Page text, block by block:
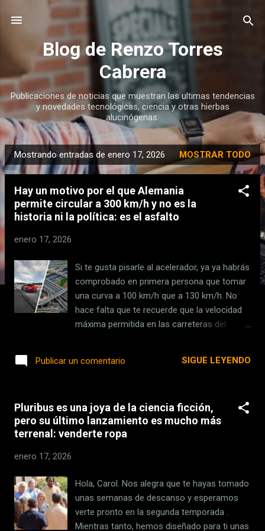
Ir al contenido principal
Blog de Renzo Torres
Cabrera
Publicaciones de noticias que muestran las ultimas tendencias
y novedades tecnológicas, ciencia y otras hierbas
alucinógenas.
E
n
Mostrando entradas de enero 17, 2026 MOSTRAR TODO
Hay un motivo por el que Alemania
permite circular a 300 km/h y no es la
historia ni la política: es el asfalto
enero 17, 2026
Si te gusta pisarle al acelerador, ya ya habrás
comprobado en primera persona que tomar
una curva a 100 km/h que a 130 km/h. No
hace falta que te recuerde que la velocidad
máxima permitida en las carreteras del
con límites más altos, Alemania es el único
Evidentemente, eso supone un peligro para
la conducción en tanto en cuanto las
atraviesan coches como un Porsche a 322
Pero la "receta" para fabricar las Autobahn
alemanas tiene sus particularidades que le
permiten ofrecer una planeidad envidiable y
un firme con alta capacidad de carga. Y se
Publicar un comentario SIGUE LEYENDO
Pluribus es una joya de la ciencia ficción,
pero su último lanzamiento es mucho más
terrenal: venderte ropa
enero 17, 2026
Hola, Carol. Nos alegra que te hayas tomado
unas semanas de descanso y esperamos
verte pronto en la segunda temporada .
Mientras tanto, hemos diseñado para ti unas